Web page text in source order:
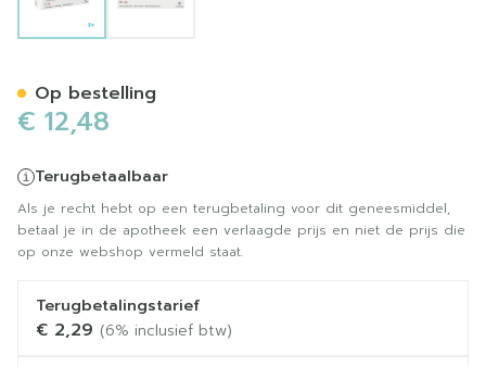
€ 12,48
Terugbetaalbaar
Als je recht hebt op een terugbetaling voor dit geneesmiddel,
betaal je in de apotheek een verlaagde prijs en niet de prijs die
op onze webshop vermeld staat.
Terugbetalingstarief
€ 2,29 (6% inclusief btw)
Op bestelling